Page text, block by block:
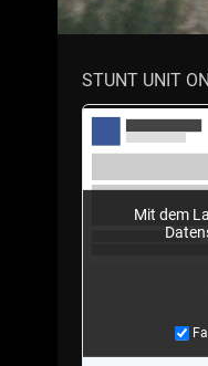
STUNT UNIT
Mit dem